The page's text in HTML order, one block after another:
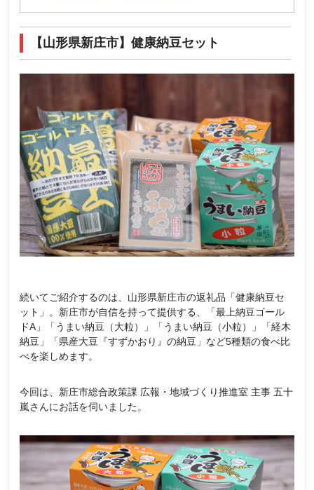
【山形県新庄市】健康納豆セット
続いてご紹介するのは、山形県新庄市の返礼品「健康納豆セ
ット」。新庄市が自信を持って提供する、「最上納豆ゴール
ドA」「うまい納豆（大粒）」「うまい納豆（小粒）」「経木
納豆」「県産大豆『すずかおり』の納豆」など5種類の食べ比
べを楽しめます。
今回は、新庄市総合政策課 広報・地域づくり推進室 主事 五十
嵐さんにお話を伺いました。